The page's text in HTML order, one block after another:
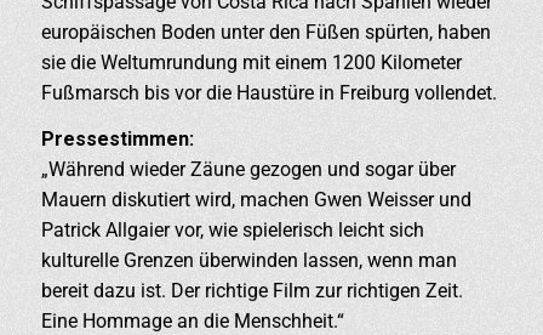
europäischen Boden unter den Füßen spürten, haben
sie die Weltumrundung mit einem 1200 Kilometer
Fußmarsch bis vor die Haustüre in Freiburg vollendet.
Pressestimmen:
„Während wieder Zäune gezogen und sogar über
Mauern diskutiert wird, machen Gwen Weisser und
Patrick Allgaier vor, wie spielerisch leicht sich
kulturelle Grenzen überwinden lassen, wenn man
bereit dazu ist. Der richtige Film zur richtigen Zeit.
Eine Hommage an die Menschheit.“